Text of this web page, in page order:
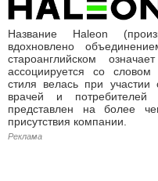
Название Haleon
вдохновлено
староанглийском
ассоциируется со
стиля велась при участии
врачей и
представлен на более
присутствия компании.
Реклама